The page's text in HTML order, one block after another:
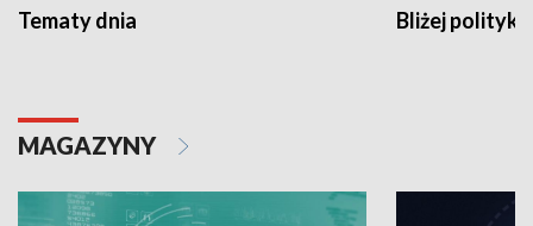
Tematy dnia Bliżej polityki
MAGAZYNY